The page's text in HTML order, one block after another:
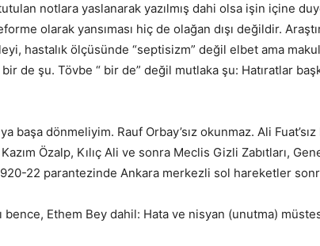
notlara yaslanarak yazılmış dahi olsa işin içine
olarak yansıması hiç de olağan dışı değildir.
hastalık ölçüsünde “septisizm” değil elbet ama
de şu. Tövbe “ bir de” değil mutlaka şu: Hatıratlar
başa dönmeliyim. Rauf Orbay’sız okunmaz. Ali
Özalp, Kılıç Ali ve sonra Meclis Gizli Zabıtları,
22 parantezinde Ankara merkezli sol hareketler
Ethem Bey dahil: Hata ve nisyan (unutma)